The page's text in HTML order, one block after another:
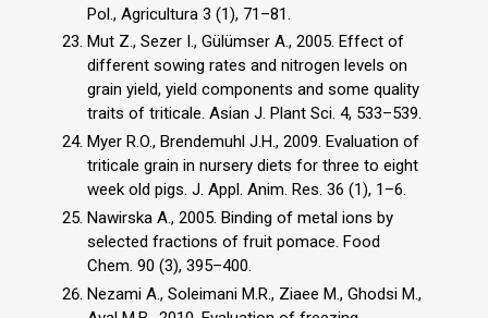
Pol., Agricultura 3 (1), 71–81.
Mut Z., Sezer I., Gülümser A., 2005. Effect of
different sowing rates and nitrogen levels on
grain yield, yield components and some quality
traits of triticale. Asian J. Plant Sci. 4, 533–539.
Myer R.O., Brendemuhl J.H., 2009. Evaluation of
triticale grain in nursery diets for three to eight
week old pigs. J. Appl. Anim. Res. 36 (1), 1–6.
Nawirska A., 2005. Binding of metal ions by
selected fractions of fruit pomace. Food
Chem. 90 (3), 395–400.
Nezami A., Soleimani M.R., Ziaee M., Ghodsi M.,